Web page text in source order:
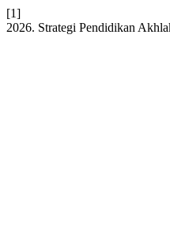
[1]
2026. Strategi Pendidikan